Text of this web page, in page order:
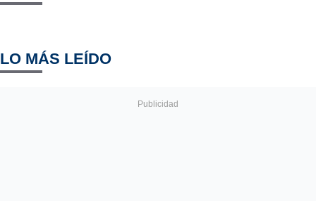
LO MÁS LEÍDO